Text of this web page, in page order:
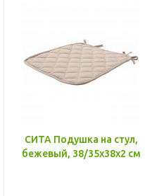
СИТА Подушка на стул,
бежевый, 38/35x38x2 см